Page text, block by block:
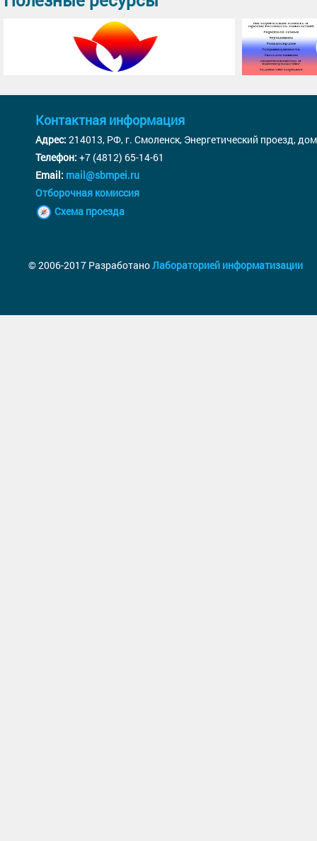
Контактная информация
Адрес: 214013, РФ, г. Смоленск, Энергетический проезд,
Телефон: +7 (4812) 65-14-61
Email: mail@sbmpei.ru
Отборочная комиссия
Схема проезда
© 2006-2017 РазработаноЛабораторией информатизации